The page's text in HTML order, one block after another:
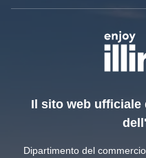
Il sito web
Dipartimento del